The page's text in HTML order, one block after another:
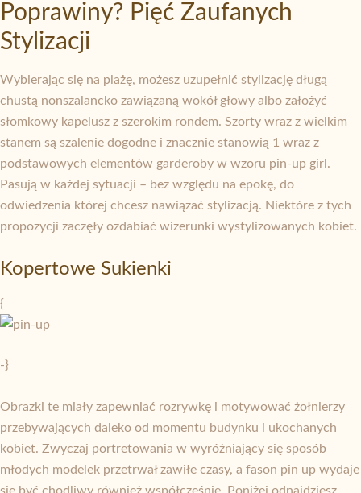
Poprawiny? Pięć Zaufanych
Stylizacji
Wybierając się na plażę, możesz uzupełnić stylizację długą
chustą nonszalancko zawiązaną wokół głowy albo założyć
słomkowy kapelusz z szerokim rondem. Szorty wraz z wielkim
stanem są szalenie dogodne i znacznie stanowią 1 wraz z
podstawowych elementów garderoby w wzoru pin-up girl.
Pasują w każdej sytuacji – bez względu na epokę, do
odwiedzenia której chcesz nawiązać stylizacją. Niektóre z tych
propozycji zaczęły ozdabiać wizerunki wystylizowanych kobiet.
Kopertowe Sukienki
{
-}
Obrazki te miały zapewniać rozrywkę i motywować żołnierzy
przebywających daleko od momentu budynku i ukochanych
kobiet. Zwyczaj portretowania w wyróżniający się sposób
młodych modelek przetrwał zawiłe czasy, a fason pin up wydaje